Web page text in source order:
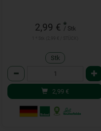
2,99 € *
/ Stk
Stk
Anzahl
2,99 €